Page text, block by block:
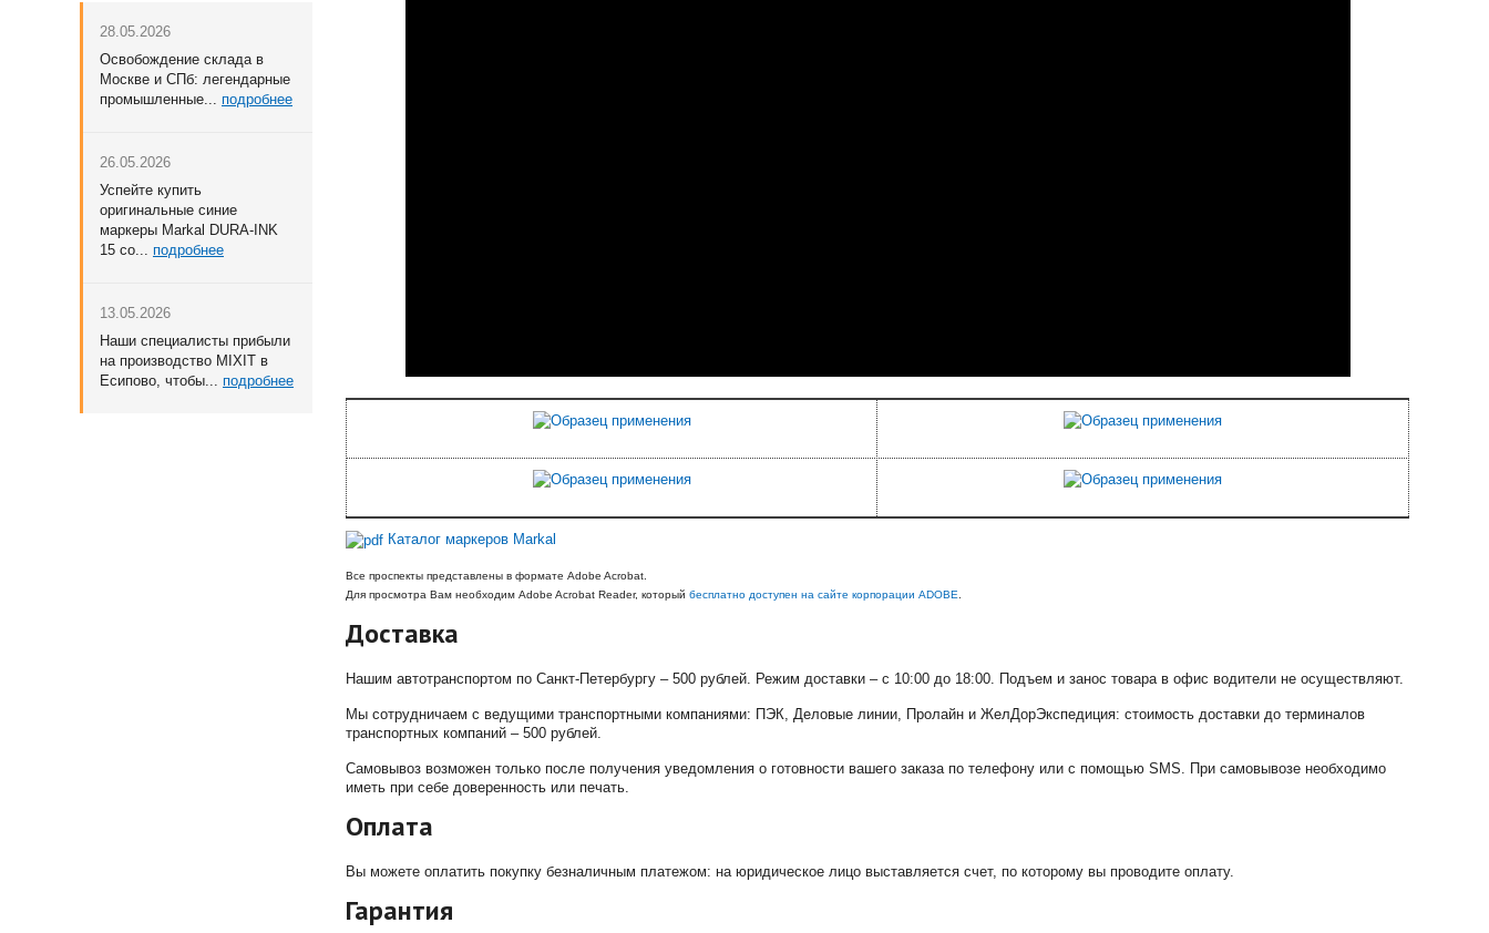
28.05.2026
Освобождение склада в
Москве и СПб: легендарные
промышленные...
подробнее
26.05.2026
Успейте купить
оригинальные синие
маркеры Markal DURA-INK
15 со...
подробнее
13.05.2026
Наши специалисты прибыли
на производство MIXIT в
Есипово, чтобы...
подробнее
Каталог маркеров Markal
Все проспекты представлены в формате Adobe Acrobat.
Для просмотра Вам необходим Adobe Acrobat Reader, который бесплатно доступен на сайте корпорации ADOBE
Доставка
Нашим автотранспортом по Санкт-Петербургу – 500 рублей. Режим доставки – с 10:00 до 18:00. Подъем и занос товара в офис водители не осуществляют.
Мы сотрудничаем с ведущими транспортными компаниями: ПЭК, Деловые линии, Пролайн и ЖелДорЭкспедиция: стоимость доставки до терминалов
транспортных компаний – 500 рублей.
Самовывоз возможен только после получения уведомления о готовности вашего заказа по телефону или с помощью SMS. При самовывозе необходимо
иметь при себе доверенность или печать.
Оплата
Вы можете оплатить покупку безналичным платежом: на юридическое лицо выставляется счет, по которому вы проводите оплату.
Гарантия